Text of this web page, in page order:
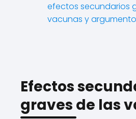
efectos secundarios
vacunas y
Efectos
graves de las